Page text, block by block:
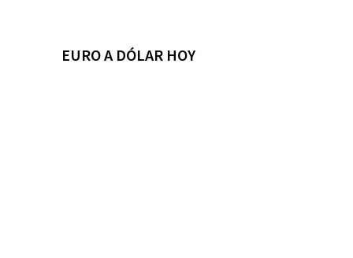
EURO A DÓLAR HOY